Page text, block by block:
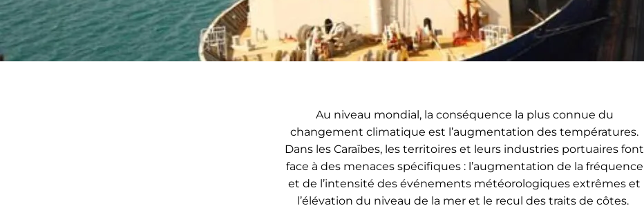
Au niveau mondial, la conséquence la plus connue du
changement climatique est l’augmentation des températures.
Dans les Caraïbes, les territoires et leurs industries portuaires font
face à des menaces spécifiques : l’augmentation de la fréquence
et de l’intensité des événements météorologiques extrêmes et
l’élévation du niveau de la mer et le recul des traits de côtes.